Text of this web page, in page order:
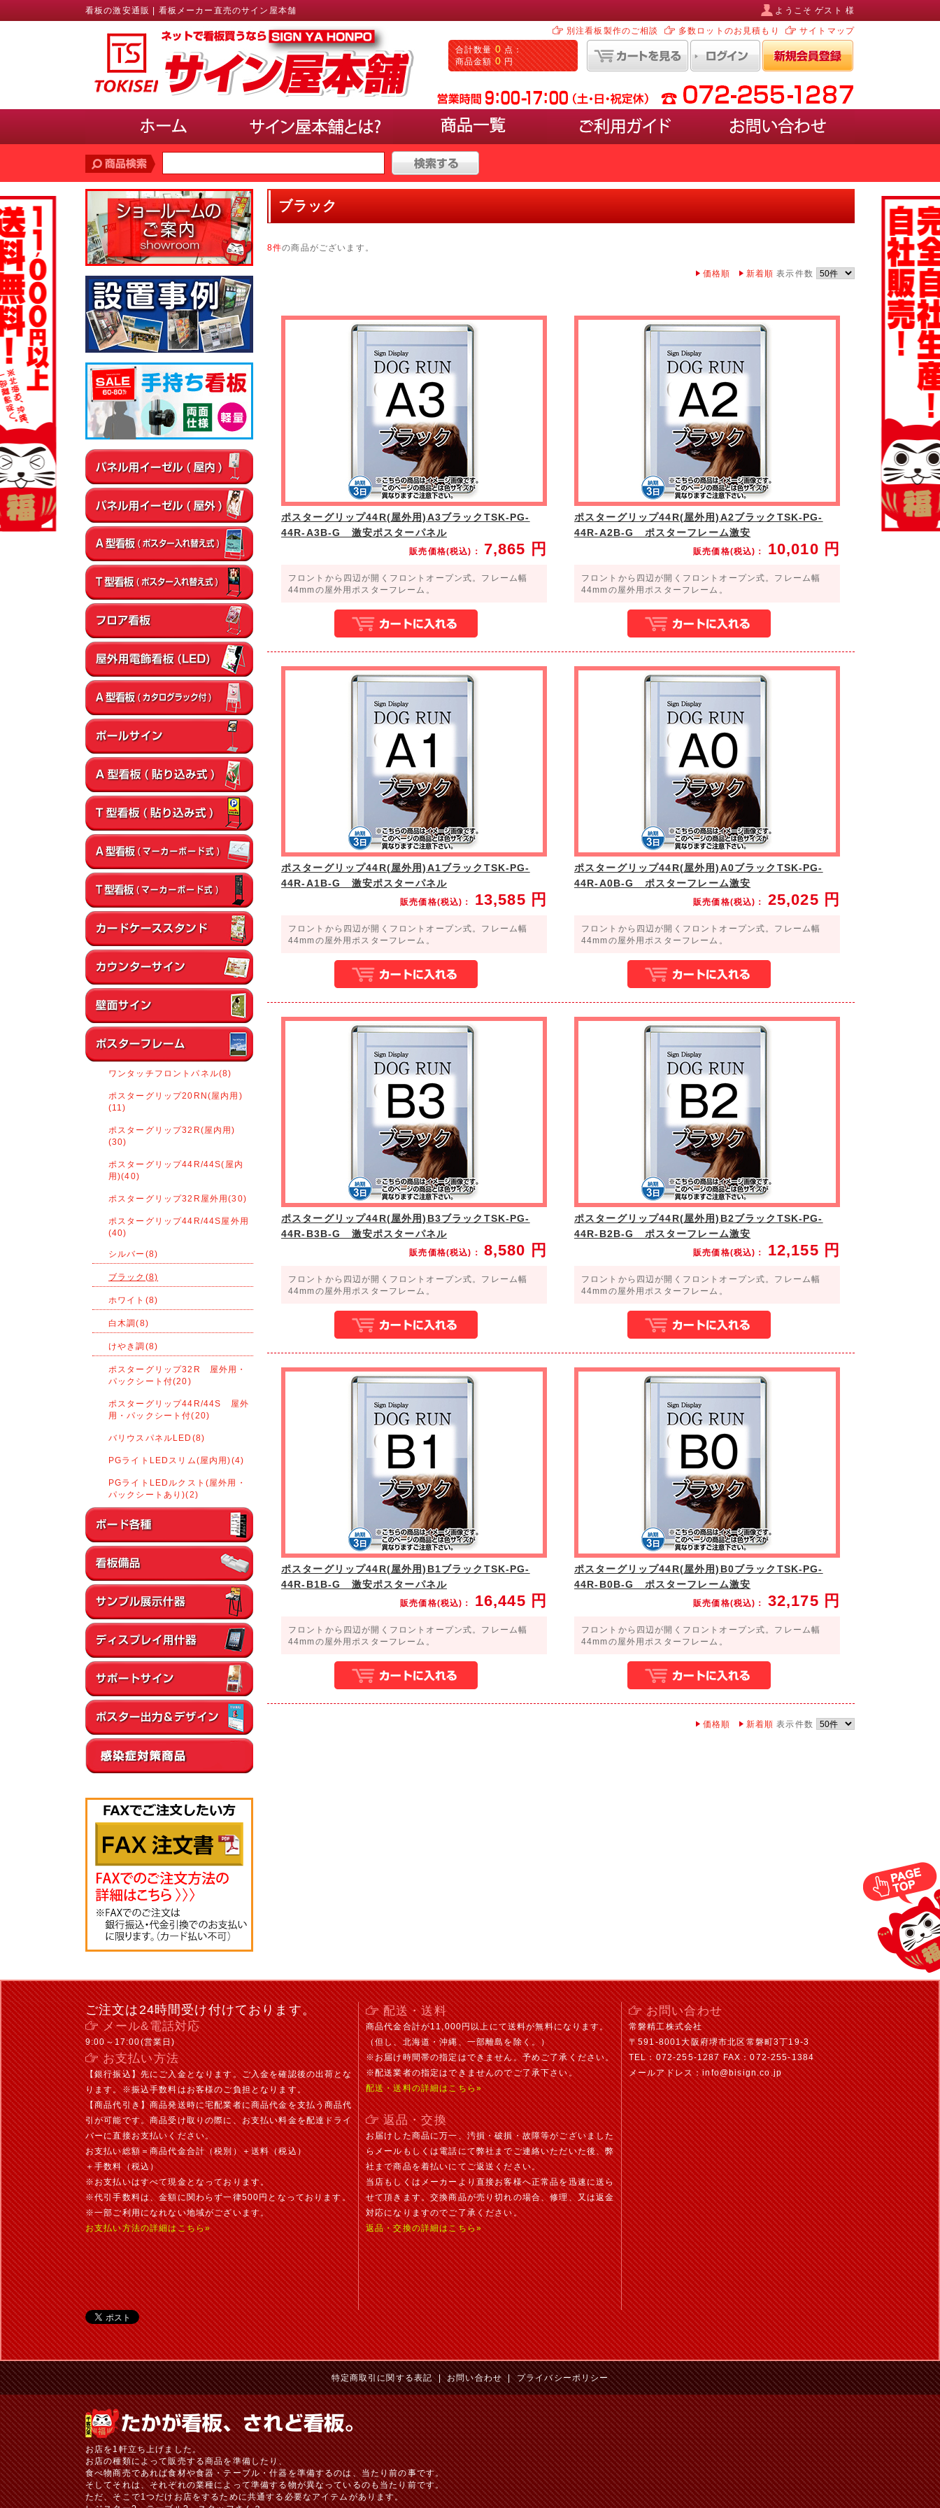
看板の激安通販 | 看板メーカー直売のサイン屋本舗 ようこそ ゲスト 様
別注看板製作のご相談 多数ロットのお見積もり サイトマップ
合計数量 0 点：
商品金額 0 円
価格帯で探す
10,000円未満
10,000円〜20,000円
20,000円〜30,000円
30,000円〜40,000円
40,000円〜50,000円 50,000円以上
サインのサイズで選ぶ(ポスター、パネル)
A3以下
B3・A2・B2 A1・B1
使用場所で選ぶ
▼屋内
通路
店内・フロア 卓上・カウンター
▼屋外
店舗前
イベント会場 エントランス
サンプルなど立体物の展示スペースがあるタイプ
ワンタッチフロントパネル(8)
ポスターグリップ20RN(屋内用)
(11)
ポスターグリップ32R(屋内用)
(30)
ポスターグリップ44R/44S(屋内
用)(40)
ポスターグリップ32R屋外用(30)
ポスターグリップ44R/44S屋外用
(40)
シルバー(8)
ブラック(8)
ホワイト(8)
白木調(8)
けやき調(8)
ポスターグリップ32R 屋外用・
パックシート付(20)
ポスターグリップ44R/44S 屋外
用・パックシート付(20)
バリウスパネルLED(8)
PGライトLEDスリム(屋内用)(4)
PGライトLEDルクスト(屋外用・
パックシートあり)(2)
ブラック
8件の商品がございます。
価格順 新着順 表示件数
ポスターグリップ44R(屋外用)A3ブラックTSK-PG-
44R-A3B-G 激安ポスターパネル
販売価格(税込)： 7,865 円
フロントから四辺が開くフロントオープン式。フレーム幅
44mmの屋外用ポスターフレーム。
ポスターグリップ44R(屋外用)A2ブラックTSK-PG-
44R-A2B-G ポスターフレーム激安
販売価格(税込)： 10,010 円
フロントから四辺が開くフロントオープン式。フレーム幅
44mmの屋外用ポスターフレーム。
ポスターグリップ44R(屋外用)A1ブラックTSK-PG-
44R-A1B-G 激安ポスターパネル
販売価格(税込)： 13,585 円
フロントから四辺が開くフロントオープン式。フレーム幅
44mmの屋外用ポスターフレーム。
ポスターグリップ44R(屋外用)A0ブラックTSK-PG-
44R-A0B-G ポスターフレーム激安
販売価格(税込)： 25,025 円
フロントから四辺が開くフロントオープン式。フレーム幅
44mmの屋外用ポスターフレーム。
ポスターグリップ44R(屋外用)B3ブラックTSK-PG-
44R-B3B-G 激安ポスターパネル
販売価格(税込)： 8,580 円
フロントから四辺が開くフロントオープン式。フレーム幅
44mmの屋外用ポスターフレーム。
ポスターグリップ44R(屋外用)B2ブラックTSK-PG-
44R-B2B-G ポスターフレーム激安
販売価格(税込)： 12,155 円
フロントから四辺が開くフロントオープン式。フレーム幅
44mmの屋外用ポスターフレーム。
ポスターグリップ44R(屋外用)B1ブラックTSK-PG-
44R-B1B-G 激安ポスターパネル
販売価格(税込)： 16,445 円
フロントから四辺が開くフロントオープン式。フレーム幅
44mmの屋外用ポスターフレーム。
ポスターグリップ44R(屋外用)B0ブラックTSK-PG-
44R-B0B-G ポスターフレーム激安
販売価格(税込)： 32,175 円
フロントから四辺が開くフロントオープン式。フレーム幅
44mmの屋外用ポスターフレーム。
価格順 新着順 表示件数
ご注文は24時間受け付けております。
メール&電話対応
9:00～17:00(営業日)
お支払い方法
【銀行振込】先にご入金となります。ご入金を確認後の出荷とな
ります。※振込手数料はお客様のご負担となります。
【商品代引き】商品発送時に宅配業者に商品代金を支払う商品代
引が可能です。商品受け取りの際に、お支払い料金を配達ドライ
バーに直接お支払いください。
お支払い総額＝商品代金合計（税別）＋送料（税込）
＋手数料（税込）
※お支払いはすべて現金となっております。
※代引手数料は、金額に関わらず一律500円となっております。
※一部ご利用になれない地域がございます。
お支払い方法の詳細はこちら»
配送・送料
商品代金合計が11,000円以上にて送料が無料になります。
（但し、北海道・沖縄、一部離島を除く。）
※お届け時間帯の指定はできません。予めご了承ください。
※配送業者の指定はできませんのでご了承下さい。
配送・送料の詳細はこちら»
返品・交換
お届けした商品に万一、汚損・破損・故障等がございました
らメールもしくは電話にて弊社までご連絡いただいた後、弊
社まで商品を着払いにてご返送ください。
当店もしくはメーカーより直接お客様へ正常品を迅速に送ら
せて頂きます。交換商品が売り切れの場合、修理、又は返金
対応になりますのでご了承ください。
返品・交換の詳細はこちら»
お問い合わせ
常磐精工株式会社
〒591-8001大阪府堺市北区常磐町3丁19-3
TEL：072-255-1287 FAX：072-255-1384
メールアドレス：info@bisign.co.jp
特定商取引に関する表記 | お問い合わせ | プライバシーポリシー
お店を1軒立ち上げました。
お店の種類によって販売する商品を準備したり、
食べ物商売であれば食材や食器・テーブル・什器を準備するのは、当たり前の事です。
そしてそれは、それぞれの業種によって準備する物が異なっているのも当たり前です。
ただ、そこで1つだけお店をするために共通する必要なアイテムがあります。